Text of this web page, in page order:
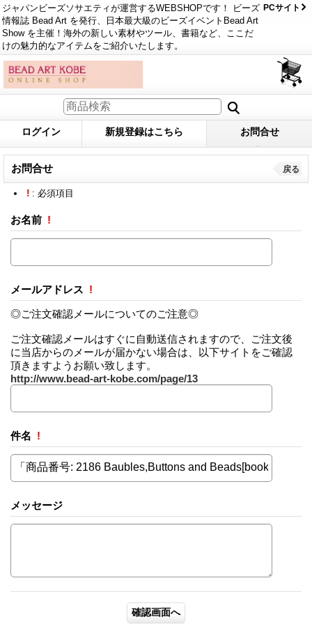
ジャパンビーズソサエティが運営するWEBSHOPです！ ビーズ
情報誌 Bead Art を発行、日本最大級のビーズイベントBead Art
Show を主催！海外の新しい素材やツール、書籍など、ここだ
けの魅力的なアイテムをご紹介いたします。
PCサイト
ログイン 新規登録はこちら お問合せ
お問合せ 戻る
! : 必須項目
お名前 !
メールアドレス !
◎ご注文確認メールについてのご注意◎
ご注文確認メールはすぐに自動送信されますので、ご注文後
に当店からのメールが届かない場合は、以下サイトをご確認
頂きますようお願い致します。
http://www.bead-art-kobe.com/page/13
件名 !
メッセージ